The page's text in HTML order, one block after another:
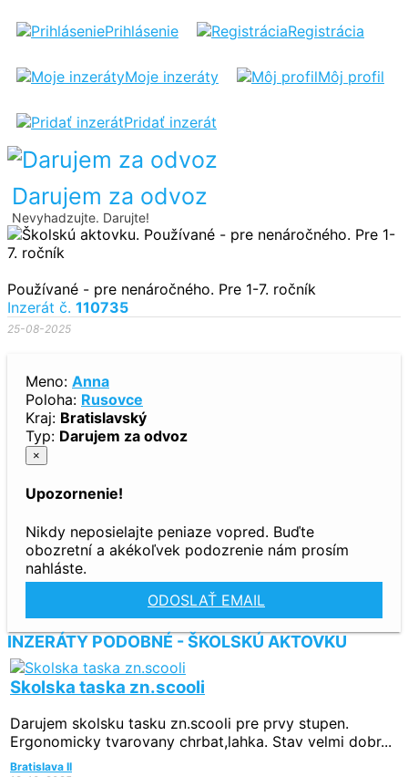
Prihlásenie Registrácia
Moje inzeráty Môj profil
Pridať inzerát
Darujem za odvoz
Nevyhadzujte. Darujte!
ŠKOLSKÚ
Používané - pre nenáročného. Pre 1-7. ročník
Inzerát č. 110735
25-08-2025
Meno: Anna
Poloha: Rusovce
Kraj: Bratislavský
Typ: Darujem za odvoz
×
Upozornenie!
Nikdy neposielajte peniaze vopred. Buďte
obozretní a akékoľvek podozrenie nám prosím
nahláste.
ODOSLAŤ EMAIL
INZERÁTY PODOBNÉ - ŠKOLSKÚ AKTOVKU
Skolska taska zn.scooli
Darujem skolsku tasku zn.scooli pre prvy stupen.
Ergonomicky tvarovany chrbat,lahka. Stav velmi dobr...
Bratislava II